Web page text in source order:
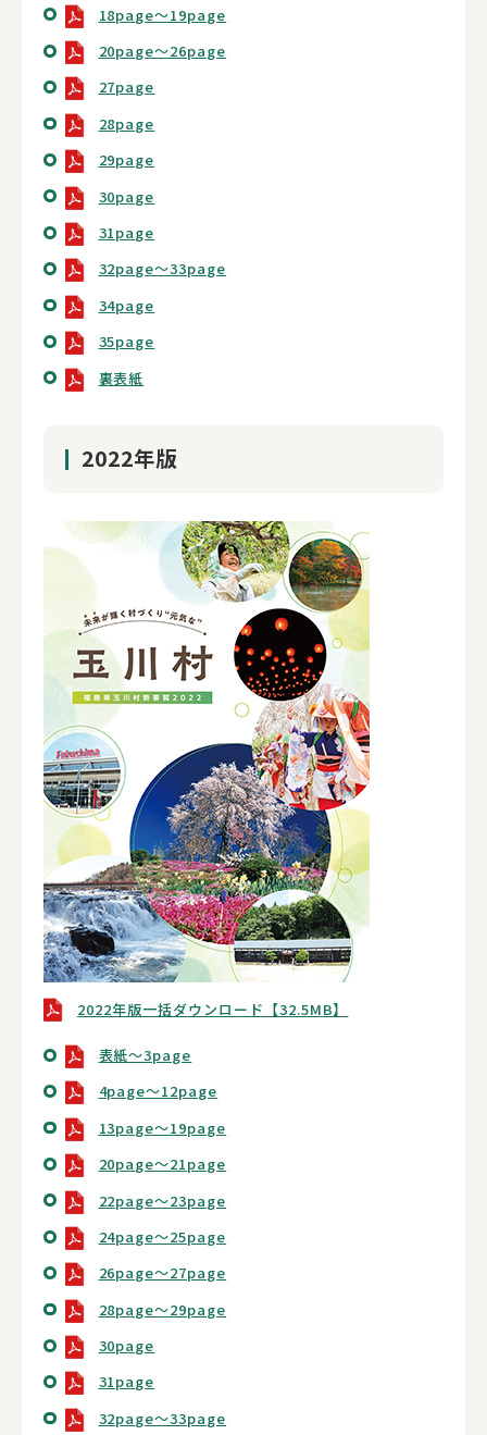
18page～19page
20page～26page
27page
28page
29page
30page
31page
32page～33page
34page
35page
裏表紙
2022年版
2022年版一括ダウンロード【32.5MB】
表紙～3page
4page～12page
13page～19page
20page～21page
22page～23page
24page～25page
26page～27page
28page～29page
30page
31page
32page～33page